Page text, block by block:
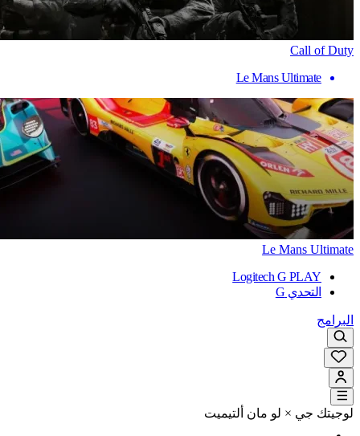
Call of Duty
Le Mans Ultimate
Le Mans Ultimate
Logitech G PLAY
التحدي G
البرامج
لوجيتك جي × لو مان ألتيميت